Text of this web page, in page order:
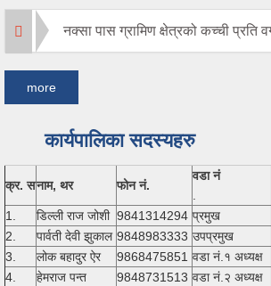
नक्सा पास ग्रामिण क्षेत्रको कच्ची प्रति
more
कार्यपालिका सदस्यहरु
क्र. सनाम, थर फोन नं.
वडा नं
1.
डिल्ली राज जोशी 9841314294 प्रमुख
2.
पार्वती देवी झुकाल 9848983333 उपप्रमुख
3.
लोक बहादुर ऐर 9868475851 वडा नं.१ अध्यक्ष
4.
हेमराज पन्त 9848731513 वडा नं.२ अध्यक्ष